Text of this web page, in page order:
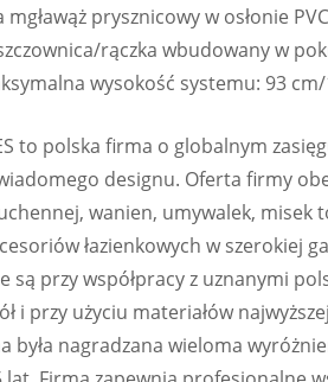
prysznicowy w osłonie
rączka wbudowany w
wysokość systemu: 93
to polska firma o globalnym
designu. Oferta firmy
wanien, umywalek,
łazienkowych w szerokiej
są przy współpracy z uznanymi
i przy użyciu materiałów
była nagradzana wieloma